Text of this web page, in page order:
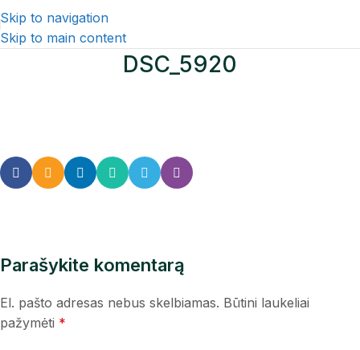
Skip to navigation
Skip to main content
DSC_5920
Parašykite komentarą
El. pašto adresas nebus skelbiamas. Būtini laukeliai
pažymėti *